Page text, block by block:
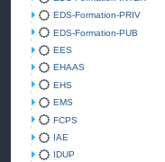
EDS-Formation-PRIV
EDS-Formation-PUB
EES
EHAAS
EHS
EMS
FCPS
IAE
IDUP